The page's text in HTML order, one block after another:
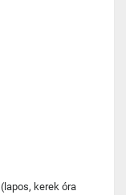
(lapos, kerek óra